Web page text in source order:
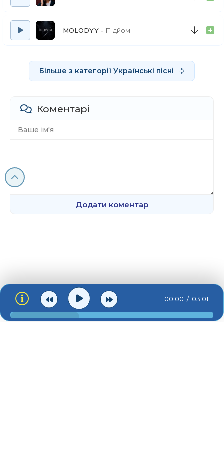
співаєш
"Дон-дiгi-дон, дон-дігі-дон-дон!"
Хай навколо все зникне на мить
Хай не чути нікого, крім нас самих
Він покохав її повесні
Він покохав її по весні
Він покохав її повесні (проліски, про-)
Дон-дiгi-дон, дон-дігі-дон-дон
Дон-дiгi-дон, дон-дігі-дон-дон
Дон-дiгi-дон, дон-дігі-дон-дон
MOLODYY Підйом
Більше з категорії Українські пісні
Коментарі
Додати коментар
00:00 03:01